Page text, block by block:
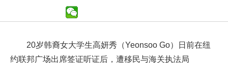
20岁韩裔女大学生高妍秀（Yeonsoo Go）日前在纽
约联邦广场出席签证听证后，遭移民与海关执法局